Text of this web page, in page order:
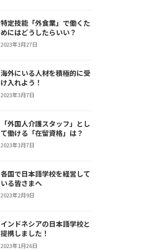
特定技能「外食業」で働くた
めにはどうしたらいい？
2023年3月27日
海外にいる人材を積極的に受
け入れよう！
2023年3月7日
「外国人介護スタッフ」とし
て働ける「在留資格」は？
2023年3月7日
各国で日本語学校を経営して
いる皆さまへ
2023年2月9日
インドネシアの日本語学校と
提携しました！
2023年1月26日